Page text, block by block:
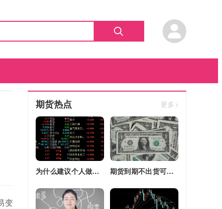
变
期货热点 更多>
为什么建议个人做期货(为什么建议个人做期货交易) 期货到期不出货可以转平仓吗吗(期货如果到期不平仓怎么办)